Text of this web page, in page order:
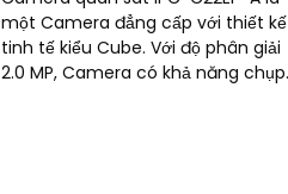
một Camera đẳng cấp với thiết kế
tinh tế kiểu Cube. Với độ phân giải
2.0 MP, Camera có khả năng chụp